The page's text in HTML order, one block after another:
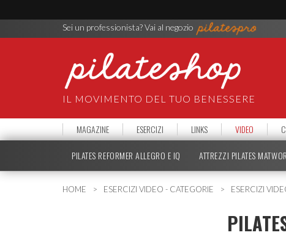
Sei un professionista? Vai al negozio
IL MOVIMENTO DEL TUO BENESSERE
MAGAZINE ESERCIZI LINKS VIDEO
PILATES REFORMER ALLEGRO E IQ ATTREZZI PILATES
HOME ESERCIZI VIDEO - CATEGORIE ESERCIZI